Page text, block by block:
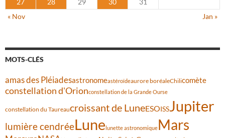
« Nov
Jan »
MOTS-CLÉS
amas des Pléiadesastronomeastéroïdeaurore boréaleChilicomète
constellation d'Orionconstellation de la Grande Ourse
constellation du Taureaucroissant de LuneESOISSJupiter
lumière cendréeLunelunette astronomiqueMars